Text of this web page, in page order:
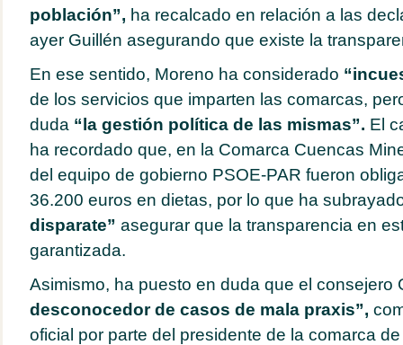
población”, ha recalcado en relación a las
ayer Guillén asegurando que existe la
En ese sentido, Moreno ha considerado
de los servicios que imparten las comarcas,
duda “la gestión política de las mismas”. El
ha recordado que, en la Comarca Cuencas
del equipo de gobierno PSOE-PAR fueron
36.200 euros en dietas, por lo que ha
disparate” asegurar que la transparencia en
garantizada.
Asimismo, ha puesto en duda que el consejero
desconocedor de casos de mala praxis”,
oficial por parte del presidente de la comarca